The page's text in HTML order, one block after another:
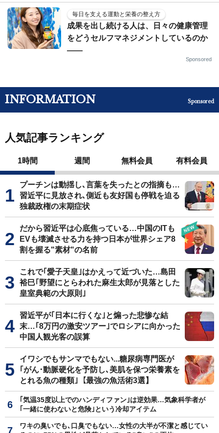
毎日を支える運動と栄養の整え方
成果を出し続ける人は、日々の健康管理
をどうセルフマネジメントしているのか
——
Sponsored
INFORMATION Sponsored
人気記事ランキング
1時間 週間 無料会員 有料会員
プーチンは動揺し､言葉を失ったとの指摘も…
習近平に見放され､側近も友好国も停戦を迫る
独裁政権の末期症状
だから習近平は心底焦っている…中国のITも
EVも壊滅させる力を持つ日本が世界シェア8
割を握る"素材"の名前
これで｢愛子天皇｣はかえって近づいた…島田
裕巳｢野望にとらわれた麻生太郎が見落とした
皇室典範の大原則｣
習近平が｢日本に行くな｣と煽った悲惨な結
末…｢8万円の激安ツアー｣でロシアに向かった
中国人観光客の誤算
イワシでもサンマでもない...糖尿病専門医が
｢がん･動脈硬化を予防し､美肌を保つ栄養素を
とれる魚の種類｣【最強の魚活術3選】
｢気温35度以上でのハンディファン｣は逆効果…気象科学者が
｢一緒に使わないと危険｣という冷却アイテム
ワキの臭いでも､口臭でもない…女性の大半が不潔と感じてい